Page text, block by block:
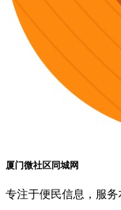
厦门微社区同城网
专注于便民信息，服务